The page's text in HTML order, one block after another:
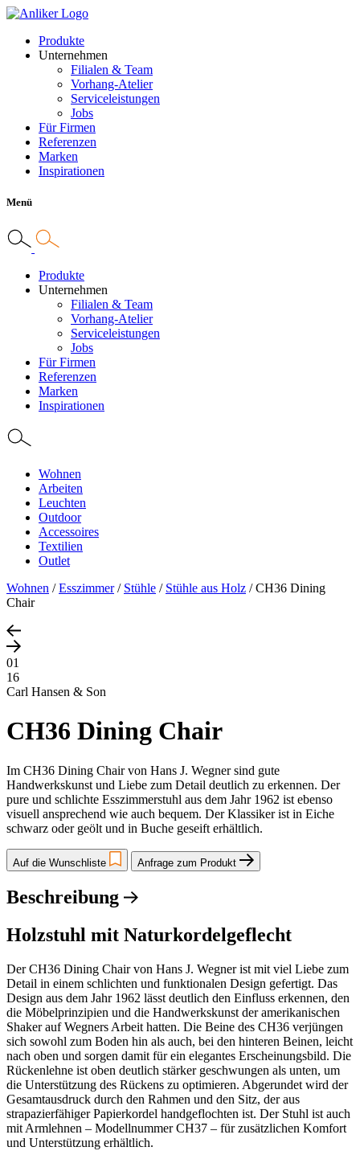
Produkte
Unternehmen
Filialen & Team
Vorhang-Atelier
Serviceleistungen
Jobs
Für Firmen
Referenzen
Marken
Inspirationen
Menü
Produkte
Unternehmen
Filialen & Team
Vorhang-Atelier
Serviceleistungen
Jobs
Für Firmen
Referenzen
Marken
Inspirationen
Wohnen
Arbeiten
Leuchten
Outdoor
Accessoires
Textilien
Outlet
Wohnen /Esszimmer/ Stühle / Stühle aus Holz /CH36 Dining
Chair
01
16
Carl Hansen & Son
CH36 Dining Chair
Im CH36 Dining Chair von Hans J. Wegner sind gute
Handwerkskunst und Liebe zum Detail deutlich zu erkennen. Der
pure und schlichte Esszimmerstuhl aus dem Jahr 1962 ist ebenso
visuell ansprechend wie auch bequem. Der Klassiker ist in Eiche
schwarz oder geölt und in Buche geseift erhältlich.
Auf die Wunschliste Anfrage zum Produkt
Beschreibung
Holzstuhl mit Naturkordelgeflecht
Der CH36 Dining Chair von Hans J. Wegner ist mit viel Liebe zum
Detail in einem schlichten und funktionalen Design gefertigt. Das
Design aus dem Jahr 1962 lässt deutlich den Einfluss erkennen, den
die Möbelprinzipien und die Handwerkskunst der amerikanischen
Shaker auf Wegners Arbeit hatten. Die Beine des CH36 verjüngen
sich sowohl zum Boden hin als auch, bei den hinteren Beinen, leicht
nach oben und sorgen damit für ein elegantes Erscheinungsbild. Die
Rückenlehne ist oben deutlich stärker geschwungen als unten, um
die Unterstützung des Rückens zu optimieren. Abgerundet wird der
Gesamtausdruck durch den Rahmen und den Sitz, der aus
strapazierfähiger Papierkordel handgeflochten ist. Der Stuhl ist auch
mit Armlehnen – Modellnummer CH37 – für zusätzlichen Komfort
und Unterstützung erhältlich.